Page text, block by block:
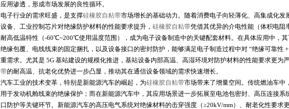
应用渗透，形成市场发展的良性循环。
电子行业的需求旺盛，是支撑硅橡胶自粘带市场增长的基础动力。随着消费电子向轻薄化、高集成化发
设备、工业控制芯片对绝缘防护材料的性能要求提升， 硅橡胶自粘带凭借其优异的介电性能（体积电阻
耐高低温特性（-60℃~200℃使用温度范围），成为电子设备制造中的关键配套材料。在具体应用中，
绝缘包覆、电线线束的固定捆扎，以及设备接口的密封防护，能够满足电子制造过程中对 “绝缘可靠性
重需求。尤其是 5G 基站建设的规模化推进，基站设备内部高温、高湿环境对防护材料的性能要求更为严
带的耐高温、抗老化优势进一步凸显，推动其在通信设备领域的需求快速增长。
汽车工业的技术变革，特别是新能源汽车的崛起，为硅橡胶自粘带市场带来了增量空间。传统燃油车中，
用于发动机舱线束的绝缘保护；而在新能源汽车中，其应用场景进一步拓展至电池包密封、高压连接系
口防护等关键环节。新能源汽车的高压电气系统对绝缘材料的击穿强度（≥20kV/mm）、耐老化性要求更